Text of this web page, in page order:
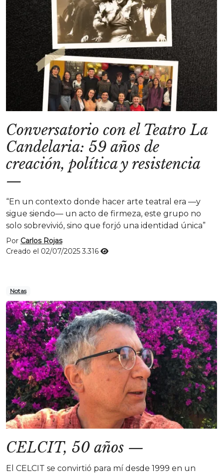
Conversatorio con el Teatro La
Candelaria: 59 años de
creación, política y resistencia
—
“En un contexto donde hacer arte teatral era —y
sigue siendo— un acto de firmeza, este grupo no
solo sobrevivió, sino que forjó una identidad única”
Por Carlos Rojas
Creado el 02/07/20253.316
Notas
CELCIT, 50 años —
El CELCIT se convirtió para mí desde 1999 en un